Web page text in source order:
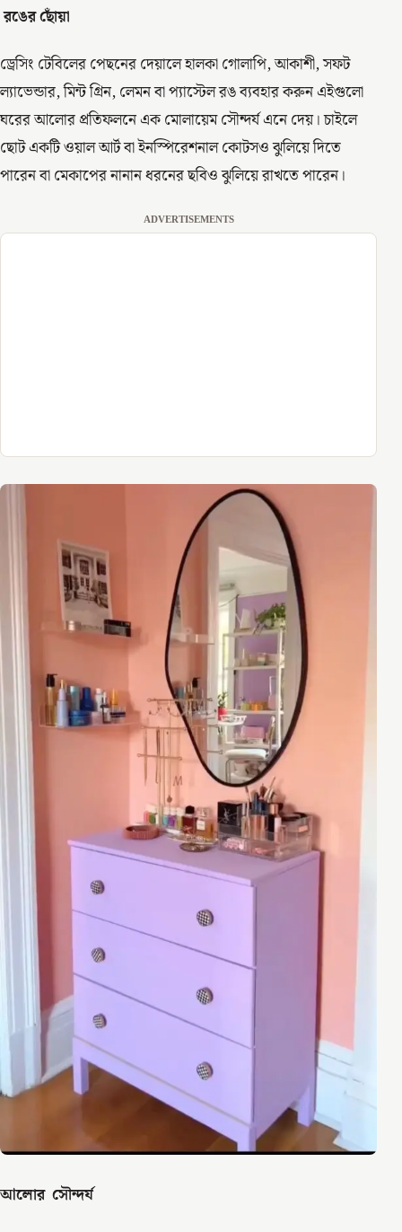
রঙের ছোঁয়া
ড্রেসিং টেবিলের পেছনের দেয়ালে হালকা গোলাপি, আকাশী, সফট
ল্যাভেন্ডার, মিন্ট গ্রিন, লেমন বা প্যাস্টেল রঙ ব্যবহার করুন এইগুলো
ঘরের আলোর প্রতিফলনে এক মোলায়েম সৌন্দর্য এনে দেয়। চাইলে
ছোট একটি ওয়াল আর্ট বা ইনস্পিরেশনাল কোটসও ঝুলিয়ে দিতে
পারেন বা মেকাপের নানান ধরনের ছবিও ঝুলিয়ে রাখতে পারেন।
ADVERTISEMENTS
আলোর সৌন্দর্য